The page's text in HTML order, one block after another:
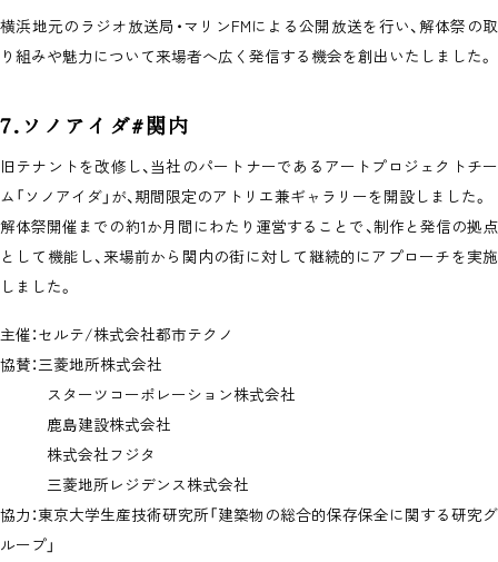
横浜地元のラジオ放送局・マリンFMによる公開放送を行い、解体祭の取
り組みや魅力について来場者へ広く発信する機会を創出いたしました。
7.ソノアイダ#関内
旧テナントを改修し、当社のパートナーであるアートプロジェクトチー
ム「ソノアイダ」が、期間限定のアトリエ兼ギャラリーを開設しました。
解体祭開催までの約1か月間にわたり運営することで、制作と発信の拠点
として機能し、来場前から関内の街に対して継続的にアプローチを実施
しました。
主催：セルテ/株式会社都市テクノ
協賛：三菱地所株式会社
スターツコーポレーション株式会社
鹿島建設株式会社
株式会社フジタ
三菱地所レジデンス株式会社
協力：東京大学生産技術研究所「建築物の総合的保存保全に関する研究グ
ループ」